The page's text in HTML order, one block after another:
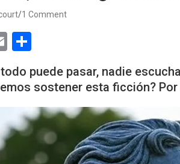
1 Comment
E
m
ail ar
e
puede pasar, nadie
sostener esta ficción?